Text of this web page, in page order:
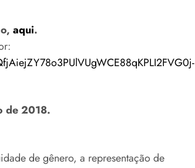
aqui.
de 2018.
de gênero, a representação de